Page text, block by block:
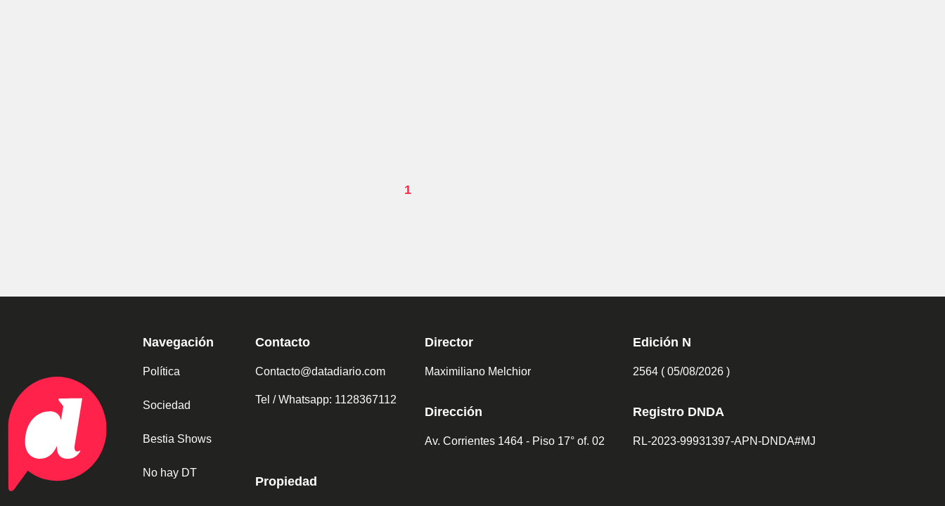
1
Navegación
Política
Sociedad
Bestia Shows
No hay DT
Contacto
Contacto@datadiario.com
Tel / Whatsapp: 1128367112
Propiedad
Director
Maximiliano Melchior
Dirección
Av. Corrientes 1464 - Piso 17° of. 02
Edición N
2564 ( 05/08/2026 )
Registro DNDA
RL-2023-99931397-APN-DNDA#MJ